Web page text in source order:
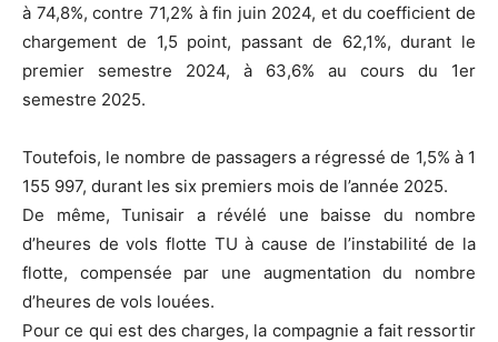
à 74,8%, contre 71,2% à fin juin 2024, et du coefficient de
chargement de 1,5 point, passant de 62,1%, durant le
premier semestre 2024, à 63,6% au cours du 1er
semestre 2025.
Toutefois, le nombre de passagers a régressé de 1,5% à 1
155 997, durant les six premiers mois de l’année 2025.
De même, Tunisair a révélé une baisse du nombre
d’heures de vols flotte TU à cause de l’instabilité de la
flotte, compensée par une augmentation du nombre
d’heures de vols louées.
Pour ce qui est des charges, la compagnie a fait ressortir